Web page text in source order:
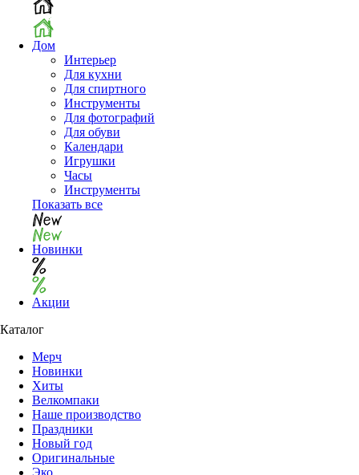
Дом
Интерьер
Для кухни
Для спиртного
Инструменты
Для фотографий
Для обуви
Календари
Игрушки
Часы
Инструменты
Показать все
Новинки
Акции
Каталог
Мерч
Новинки
Хиты
Велкомпаки
Наше производство
Праздники
Новый год
Оригинальные
Эко